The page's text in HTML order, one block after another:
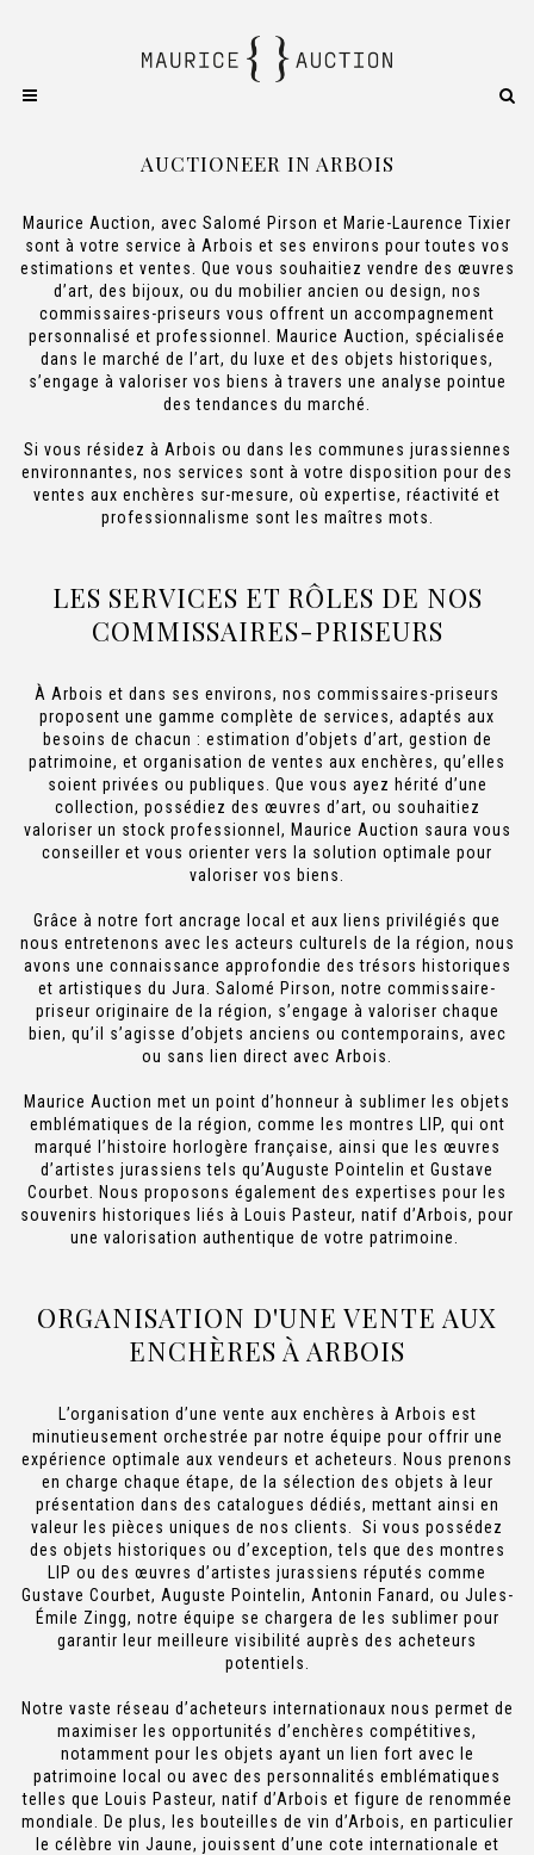
AUCTIONEER IN ARBOIS
Maurice Auction, avec Salomé Pirson et Marie-Laurence Tixier
sont à votre service à Arbois et ses environs pour toutes vos
estimations et ventes. Que vous souhaitiez vendre des œuvres
d’art, des bijoux, ou du mobilier ancien ou design, nos
commissaires-priseurs vous offrent un accompagnement
personnalisé et professionnel. Maurice Auction, spécialisée
dans le marché de l’art, du luxe et des objets historiques,
s’engage à valoriser vos biens à travers une analyse pointue
des tendances du marché.
Si vous résidez à Arbois ou dans les communes jurassiennes
environnantes, nos services sont à votre disposition pour des
ventes aux enchères sur-mesure, où expertise, réactivité et
professionnalisme sont les maîtres mots.
LES SERVICES ET RÔLES DE NOS
COMMISSAIRES-PRISEURS
À Arbois et dans ses environs, nos commissaires-priseurs
proposent une gamme complète de services, adaptés aux
besoins de chacun : estimation d’objets d’art, gestion de
patrimoine, et organisation de ventes aux enchères, qu’elles
soient privées ou publiques. Que vous ayez hérité d’une
collection, possédiez des œuvres d’art, ou souhaitiez
valoriser un stock professionnel, Maurice Auction saura vous
conseiller et vous orienter vers la solution optimale pour
valoriser vos biens.
Grâce à notre fort ancrage local et aux liens privilégiés que
nous entretenons avec les acteurs culturels de la région, nous
avons une connaissance approfondie des trésors historiques
et artistiques du Jura. Salomé Pirson, notre commissaire-
priseur originaire de la région, s’engage à valoriser chaque
bien, qu’il s’agisse d’objets anciens ou contemporains, avec
ou sans lien direct avec Arbois.
Maurice Auction met un point d’honneur à sublimer les objets
emblématiques de la région, comme les montres LIP, qui ont
marqué l’histoire horlogère française, ainsi que les œuvres
d’artistes jurassiens tels qu’Auguste Pointelin et Gustave
Courbet. Nous proposons également des expertises pour les
souvenirs historiques liés à Louis Pasteur, natif d’Arbois, pour
une valorisation authentique de votre patrimoine.
ORGANISATION D'UNE VENTE AUX
ENCHÈRES À ARBOIS
L’organisation d’une vente aux enchères à Arbois est
minutieusement orchestrée par notre équipe pour offrir une
expérience optimale aux vendeurs et acheteurs. Nous prenons
en charge chaque étape, de la sélection des objets à leur
présentation dans des catalogues dédiés, mettant ainsi en
valeur les pièces uniques de nos clients. Si vous possédez
des objets historiques ou d’exception, tels que des montres
LIP ou des œuvres d’artistes jurassiens réputés comme
Gustave Courbet, Auguste Pointelin, Antonin Fanard, ou Jules-
Émile Zingg, notre équipe se chargera de les sublimer pour
garantir leur meilleure visibilité auprès des acheteurs
potentiels.
Notre vaste réseau d’acheteurs internationaux nous permet de
maximiser les opportunités d’enchères compétitives,
notamment pour les objets ayant un lien fort avec le
patrimoine local ou avec des personnalités emblématiques
telles que Louis Pasteur, natif d’Arbois et figure de renommée
mondiale. De plus, les bouteilles de vin d’Arbois, en particulier
le célèbre vin Jaune, jouissent d’une cote internationale et